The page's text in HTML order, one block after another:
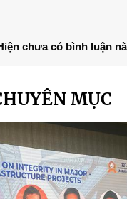
chưa có bình luận
MỤC